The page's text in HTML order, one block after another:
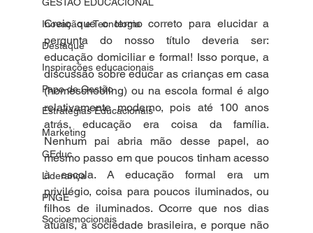
GESTÃO EDUCACIONAL
Inovação e Tecnologia
Destaque
Inspirações educacionais
Papo de Gestão
Estratégias Educacionais
Marketing
GEduc
Liderança
PNGE
Socioemocionais
Creio que o termo correto para elucidar a
pergunta do nosso título deveria ser:
educação domiciliar e formal! Isso porque, a
discussão sobre educar as crianças em casa
(homeschooling) ou na escola formal é algo
relativamente moderno, pois até 100 anos
atrás, educação era coisa da família.
Nenhum pai abria mão desse papel, ao
mesmo passo em que poucos tinham acesso
à escola. A educação formal era um
privilégio, coisa para poucos iluminados, ou
filhos de iluminados. Ocorre que nos dias
atuais, a sociedade brasileira, e porque não